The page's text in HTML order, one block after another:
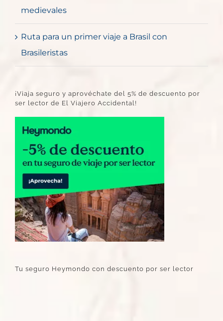
medievales
Ruta para un primer viaje a Brasil con
Brasileristas
¡Viaja seguro y aprovéchate del 5% de descuento por
ser lector de El Viajero Accidental!
Tu seguro Heymondo con descuento por ser lector